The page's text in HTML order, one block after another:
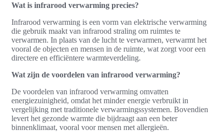
Wat is infrarood verwarming precies?
Infrarood verwarming is een vorm van elektrische verwarming
die gebruik maakt van infrarood straling om ruimtes te
verwarmen. In plaats van de lucht te verwarmen, verwarmt het
vooral de objecten en mensen in de ruimte, wat zorgt voor een
directere en efficiëntere warmteverdeling.
Wat zijn de voordelen van infrarood verwarming?
De voordelen van infrarood verwarming omvatten
energiezuinigheid, omdat het minder energie verbruikt in
vergelijking met traditionele verwarmingssystemen. Bovendien
levert het gezonde warmte die bijdraagt aan een beter
binnenklimaat, vooral voor mensen met allergieën.